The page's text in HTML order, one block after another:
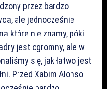
przez bardzo
ale jednocześnie
które nie znamy, póki
jest ogromny, ale w
się, jak łatwo jest
Przed Xabim Alonso